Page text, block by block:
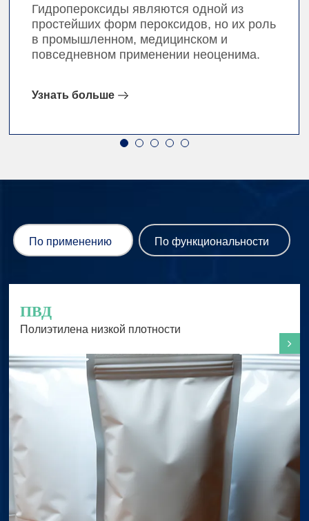
Гидропероксиды являются одной из
простейших форм пероксидов, но их роль
в промышленном, медицинском и
повседневном применении неоценима.
Узнать больше
По применению По функциональности
ПВД
Полиэтилена низкой плотности